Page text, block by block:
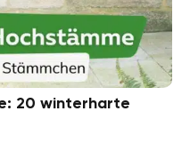
20 winterharte